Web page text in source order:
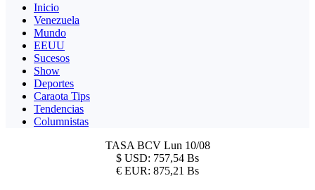
Inicio
Venezuela
Mundo
EEUU
Sucesos
Show
Deportes
Caraota Tips
Tendencias
Columnistas
TASA BCV Lun 10/08
$ USD: 757,54 Bs
€ EUR: 875,21 Bs